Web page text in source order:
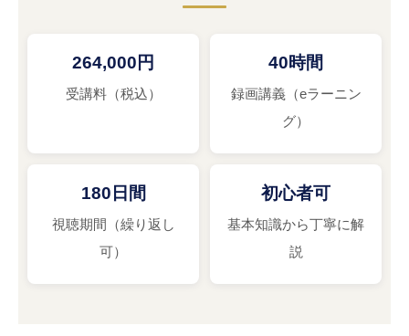
264,000円
受講料（税込）
40時間
録画講義（eラーニン
グ）
180日間
視聴期間（繰り返し
可）
初心者可
基本知識から丁寧に解
説